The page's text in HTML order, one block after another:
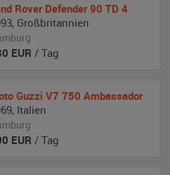
Rover Defender 90 TD 4
, Großbritannien
EUR / Tag
Guzzi V7 750 Ambassador
, Italien
EUR / Tag